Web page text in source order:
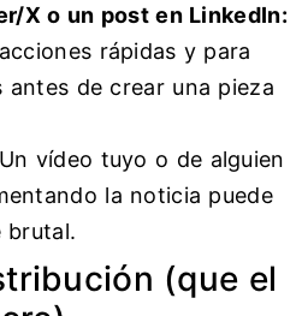
X o un post en LinkedIn:
rápidas y para
de crear una pieza
Un vídeo tuyo o de alguien
la noticia puede
brutal.
(que el